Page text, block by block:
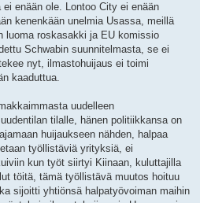
enään ole. Lontoo City ei enään
kenenkään unelmia Usassa, meillä
luoma roskasakki ja EU komissio
Schwabin suunnitelmasta, se ei
nyt, ilmastohuijaus ei toimi
kaaduttua.
uudelleen
tilalle, hänen politiikkansa on
huijaukseen nähden, halpaa
työllistäviä yrityksiä, ei
kun työt siirtyi Kiinaan, kuluttajilla
töitä, tämä työllistävä muutos hoituu
sijoitti yhtiönsä halpatyövoiman maihin